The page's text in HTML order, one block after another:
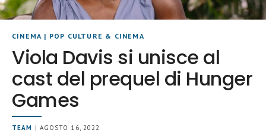
CINEMA | POP CULTURE & CINEMA
Viola Davis si unisce al
cast del prequel di Hunger
Games
TEAM | AGOSTO 16, 2022